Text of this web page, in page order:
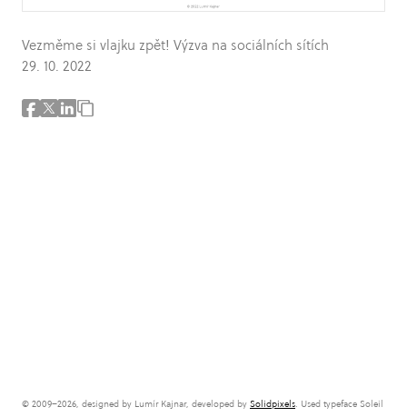
Vezměme si vlajku zpět! Výzva na sociálních sítích
29. 10. 2022
© 2009–2026, designed by Lumír Kajnar, developed by Solidpixels. Used typeface Soleil